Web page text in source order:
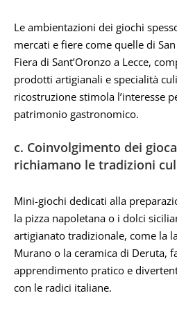
Le ambientazioni dei giochi
mercati e fiere come quelle di
Fiera di Sant’Oronzo a Lecce,
prodotti artigianali e specialità
ricostruzione stimola l’interesse
patrimonio gastronomico.
c. Coinvolgimento dei
richiamano le tradizioni
Mini-giochi dedicati alla
la pizza napoletana o i dolci
artigianato tradizionale, come la
Murano o la ceramica di Deruta,
apprendimento pratico e
con le radici italiane.